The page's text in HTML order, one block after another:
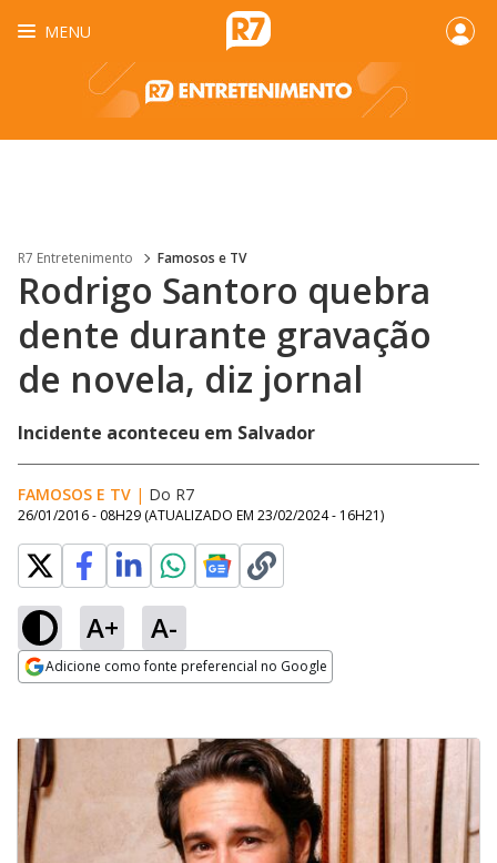
MENU
R7 Entretenimento Famosos e TV
Rodrigo Santoro quebra
dente durante gravação
de novela, diz jornal
Incidente aconteceu em Salvador
FAMOSOS E TV | Do R7
26/01/2016 - 08H29 (ATUALIZADO EM 23/02/2024 - 16H21)
A+ A-
Adicione como fonte preferencial no Google